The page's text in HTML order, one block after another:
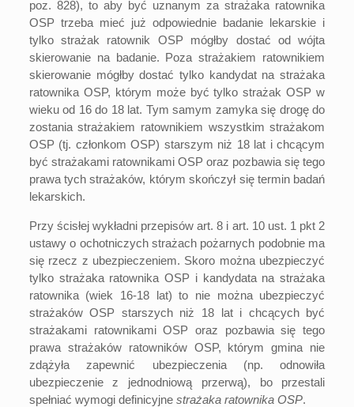
poz. 828), to aby być uznanym za strażaka ratownika
OSP trzeba mieć już odpowiednie badanie lekarskie i
tylko strażak ratownik OSP mógłby dostać od wójta
skierowanie na badanie. Poza strażakiem ratownikiem
skierowanie mógłby dostać tylko kandydat na strażaka
ratownika OSP, którym może być tylko strażak OSP w
wieku od 16 do 18 lat. Tym samym zamyka się drogę do
zostania strażakiem ratownikiem wszystkim strażakom
OSP (tj. członkom OSP) starszym niż 18 lat i chcącym
być strażakami ratownikami OSP oraz pozbawia się tego
prawa tych strażaków, którym skończył się termin badań
lekarskich.
Przy ścisłej wykładni przepisów art. 8 i art. 10 ust. 1 pkt 2
ustawy o ochotniczych strażach pożarnych podobnie ma
się rzecz z ubezpieczeniem. Skoro można ubezpieczyć
tylko strażaka ratownika OSP i kandydata na strażaka
ratownika (wiek 16-18 lat) to nie można ubezpieczyć
strażaków OSP starszych niż 18 lat i chcących być
strażakami ratownikami OSP oraz pozbawia się tego
prawa strażaków ratowników OSP, którym gmina nie
zdążyła zapewnić ubezpieczenia (np. odnowiła
ubezpieczenie z jednodniową przerwą), bo przestali
spełniać wymogi definicyjne strażaka ratownika OSP.